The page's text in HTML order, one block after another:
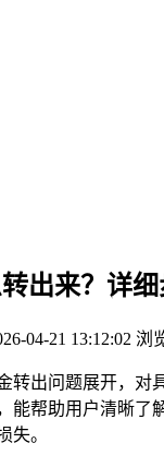
出来？详
04-21 13:12:02 浏
转出问题展开，对
能帮助用户清晰
失。